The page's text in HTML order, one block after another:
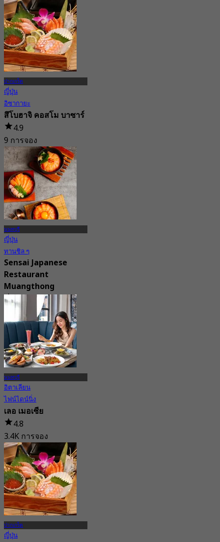
จาก฿ 237.5
ปากเกร็ด
ญี่ปุ่น
อิซากายะ
สึโบฮาจิ คอสโม บาซาร์
4.9
9 การจอง
จาก฿ 495
นนทบุรี
ญี่ปุ่น
ทานชิล ๆ
Sensai Japanese
Restaurant
Muangthong
4.6
59 การจอง
จาก฿ 925
นนทบุรี
อิตาเลียน
ไฟน์ไดน์นิ่ง
เลอ เมอเซีย
4.8
3.4K การจอง
จาก฿ 445
ปากเกร็ด
ญี่ปุ่น